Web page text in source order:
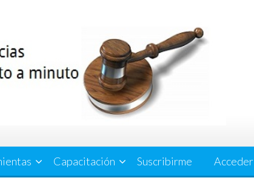
Capacitación Suscribirme Acceder